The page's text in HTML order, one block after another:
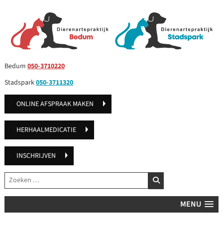
Bedum 050-3710220
Stadspark050-3711320
ONLINE AFSPRAAK MAKEN
HERHAALMEDICATIE
INSCHRIJVEN
Zoeken ZOEKEN
MENU